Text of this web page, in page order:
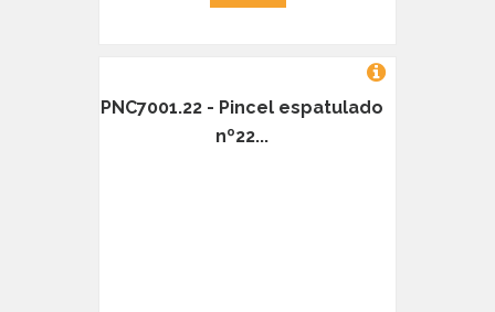
PNC7001.22 - Pincel espatulado
nº22...